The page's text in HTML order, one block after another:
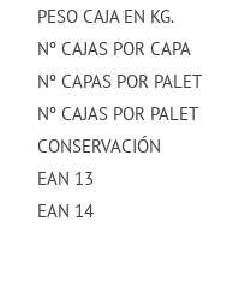
PESO CAJA EN KG.
Nº CAJAS POR CAPA
Nº CAPAS POR PALET
Nº CAJAS POR PALET
CONSERVACIÓN
EAN 13
EAN 14